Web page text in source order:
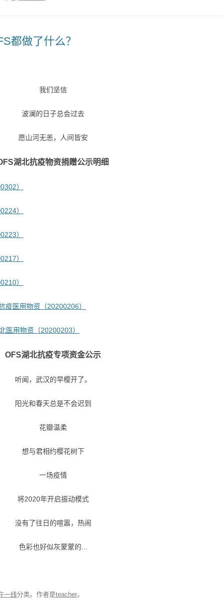
都做了什么？
我们坚信
波澜的日子总会过去
愿山河无恙，人间皆安
湖北抗疫物资捐赠公示明细
）
）
）
）
）
疫医用物资（20200206）
医用物资（20200203）
OFS湖北抗疫专项资金公示
听闻，武汉的早樱开了。
阳光和春天总是不会迟到
花瓣温柔
想与君相约樱花树下
一场疫情
将2020年开启振动模式
没有了往日的喧嚣，热闹
色彩也好似灰蒙蒙的...
一线分类。 作者是teacher。